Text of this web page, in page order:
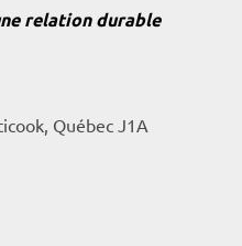
relation durable
Québec J1A